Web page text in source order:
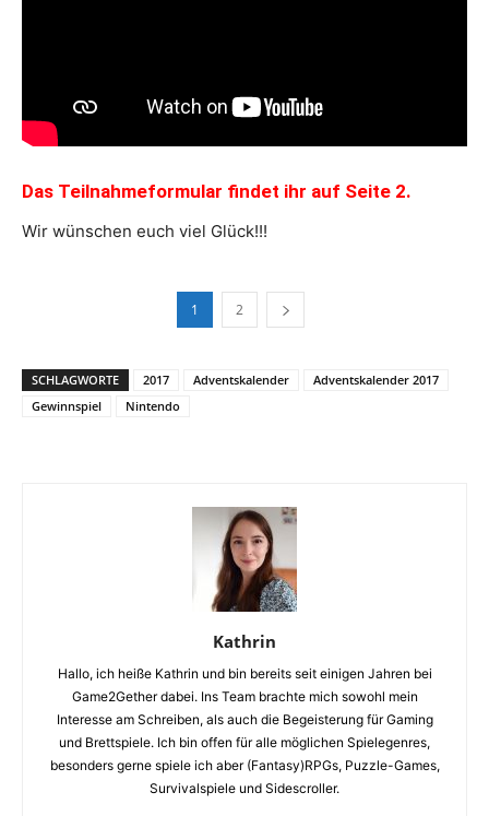
Das Teilnahmeformular findet ihr auf Seite 2.
Wir wünschen euch viel Glück!!!
1 2
SCHLAGWORTE 2017 Adventskalender
Adventskalender 2017
Gewinnspiel
Nintendo
Kathrin
Hallo, ich heiße Kathrin und bin bereits seit einigen Jahren bei
Game2Gether dabei. Ins Team brachte mich sowohl mein
Interesse am Schreiben, als auch die Begeisterung für Gaming
und Brettspiele. Ich bin offen für alle möglichen Spielegenres,
besonders gerne spiele ich aber (Fantasy)RPGs, Puzzle-Games,
Survivalspiele und Sidescroller.